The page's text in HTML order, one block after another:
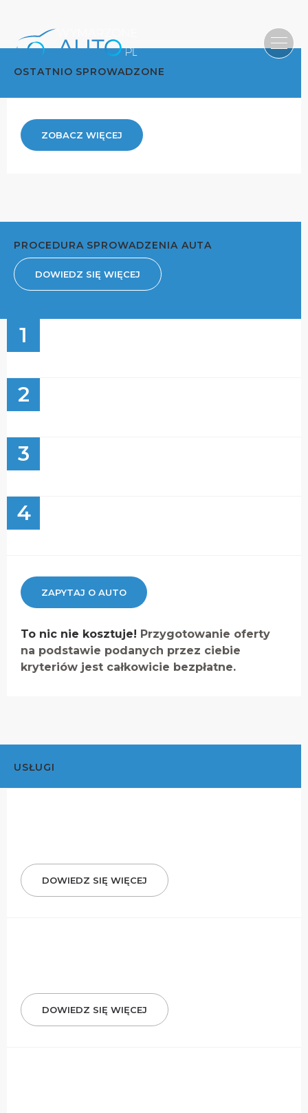
OSTATNIO SPROWADZONE
ZOBACZ WIĘCEJ
PROCEDURA SPROWADZENIA AUTA
DOWIEDZ SIĘ WIĘCEJ
1
2
3
4
ZAPYTAJ O AUTO
To nic nie kosztuje! Przygotowanie oferty
na podstawie podanych przez ciebie
kryteriów jest całkowicie bezpłatne.
USŁUGI
DOWIEDZ SIĘ WIĘCEJ
DOWIEDZ SIĘ WIĘCEJ